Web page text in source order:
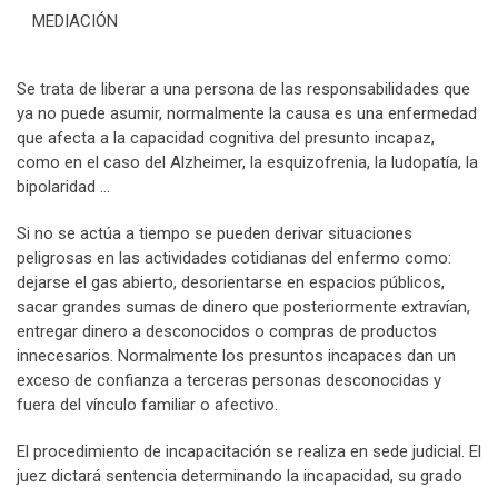
MEDIACIÓN
Se trata de liberar a una persona de las responsabilidades que
ya no puede asumir, normalmente la causa es una enfermedad
que afecta a la capacidad cognitiva del presunto incapaz,
como en el caso del Alzheimer, la esquizofrenia, la ludopatía, la
bipolaridad …
Si no se actúa a tiempo se pueden derivar situaciones
peligrosas en las actividades cotidianas del enfermo como:
dejarse el gas abierto, desorientarse en espacios públicos,
sacar grandes sumas de dinero que posteriormente extravían,
entregar dinero a desconocidos o compras de productos
innecesarios. Normalmente los presuntos incapaces dan un
exceso de confianza a terceras personas desconocidas y
fuera del vínculo familiar o afectivo.
El procedimiento de incapacitación se realiza en sede judicial. El
juez dictará sentencia determinando la incapacidad, su grado